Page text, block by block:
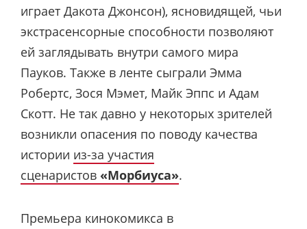
играет Дакота Джонсон), ясновидящей, чьи
экстрасенсорные способности позволяют
ей заглядывать внутри самого мира
Пауков. Также в ленте сыграли Эмма
Робертс, Зося Мэмет, Майк Эппс и Адам
Скотт. Не так давно у некоторых зрителей
возникли опасения по поводу качества
истории из-за участия
сценаристов «Морбиуса».
Премьера кинокомикса в